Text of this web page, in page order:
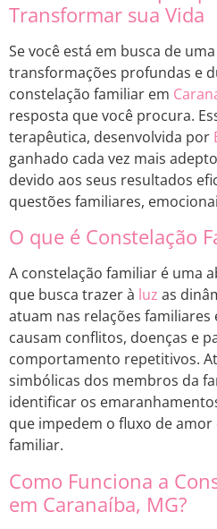
Transformar sua Vida
Se você está em busca de
transformações profundas e
constelação familiar em
resposta que você procura.
terapêutica, desenvolvida por
ganhado cada vez mais
devido aos seus resultados
questões familiares,
O que é Constelação
A constelação familiar é uma
que busca trazer à luz as
atuam nas relações familiares
causam conflitos, doenças e
comportamento repetitivos.
simbólicas dos membros da
identificar os
que impedem o fluxo de amor
familiar.
Como Funciona a
em Caranaíba, MG?